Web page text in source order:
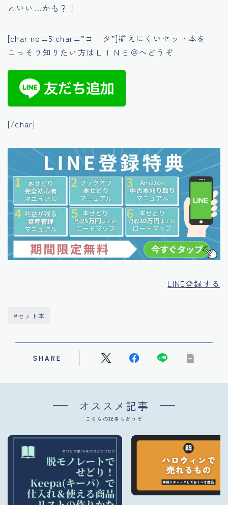
といい…かも？！
[char no=5 char=”コータ”]揃えにくいセット本を
こっそり知りたい方はＬＩＮＥ＠へどうぞ
[/char]
LINE登録する
#セット本
SHARE
オススメ記事
こちらの記事もどうぞ